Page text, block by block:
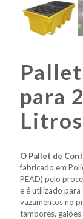
para
Litros
O Pallet de
fabricado em
PEAD) pelo
e é utilizado
vazamentos no
tambores,